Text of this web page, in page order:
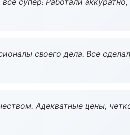
супер! Работали
своего дела. Все
Адекватные цены,